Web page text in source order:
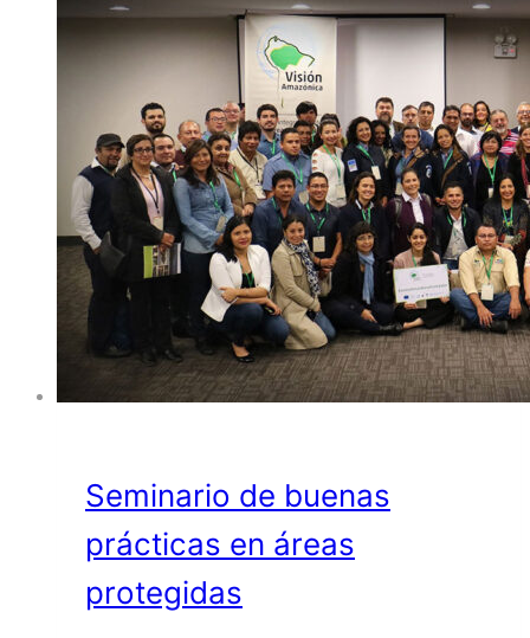
Seminario de buenas
prácticas en áreas
protegidas